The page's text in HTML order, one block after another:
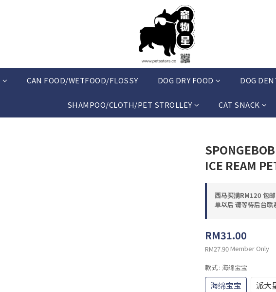
CAN FOOD/WETFOOD/FLOSSY DOG DRY FOOD DOG
SHAMPOO/CLOTH/PET STROLLEY CAT SNACK
ICE REAM
西马买满RM120 包
单以后 请等待后台
RM31.00
RM27.90Member Only
款式 : 海绵宝宝
海绵宝宝 派大